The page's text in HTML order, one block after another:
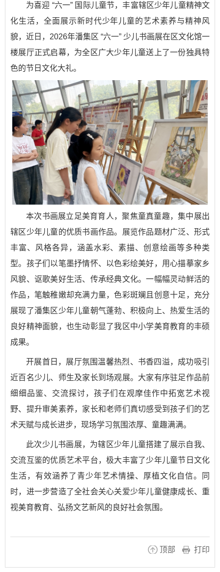
为喜迎 “六一” 国际儿童节，丰富辖区少年儿童精神文
化生活，全面展示新时代少年儿童的艺术素养与精神风
貌，近日，2026年潘集区 “六一” 少儿书画展在区文化馆一
楼展厅正式启幕，为全区广大少年儿童送上了一份独具特
色的节日文化大礼。
本次书画展立足美育育人，聚焦童真童趣，集中展出
辖区少年儿童的优质书画作品。展览作品题材广泛、形式
丰富、风格各异，涵盖水彩、素描、创意绘画等多种类
型。孩子们以笔墨抒情怀、以色彩绘美好，用心描摹家乡
风貌、讴歌美好生活、传承经典文化。一幅幅灵动鲜活的
作品，笔触稚嫩却充满力量，色彩斑斓且创意十足，充分
展现了潘集区少年儿童朝气蓬勃、积极向上、热爱生活的
良好精神面貌，也生动彰显了我区中小学美育教育的丰硕
成果。
开展首日，展厅氛围温馨热烈、书香四溢，成功吸引
近百名少儿、师生及家长到场观展。大家有序驻足作品前
细细品鉴、交流探讨，孩子们在观摩佳作中拓宽艺术视
野、提升审美素养，家长和老师们真切感受到孩子们的艺
术天赋与成长进步，现场学习氛围浓厚、童趣满满。
此次少儿书画展，为辖区少年儿童搭建了展示自我、
交流互鉴的优质艺术平台，极大丰富了少年儿童节日文化
生活，有效涵养了青少年艺术情操、厚植文化自信。同
时，进一步营造了全社会关心关爱少年儿童健康成长、重
视美育教育、弘扬文艺新风的良好社会氛围。
顶部 打印